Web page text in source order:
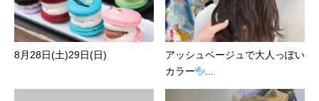
8月28日(土)29日(日)
アッシュベージュで大人っぽい
カラー